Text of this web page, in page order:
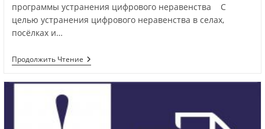
программы устранения цифрового неравенства С
целью устранения цифрового неравенства в селах,
посёлках и…
Продолжить Чтение